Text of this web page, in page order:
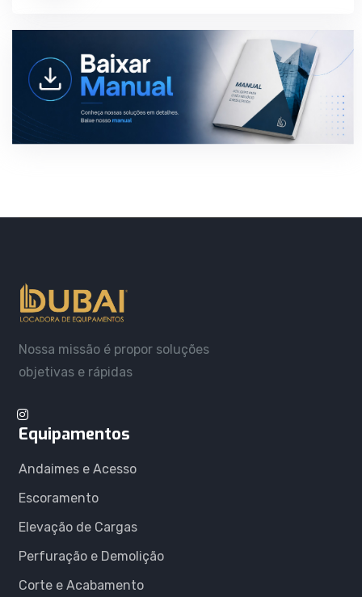
Nossa missão é propor soluções
objetivas e rápidas
Equipamentos
Andaimes e Acesso
Escoramento
Elevação de Cargas
Perfuração e Demolição
Corte e Acabamento